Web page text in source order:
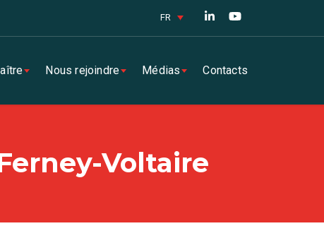
FR
Nous rejoindre Médias Contacts
Voltaire